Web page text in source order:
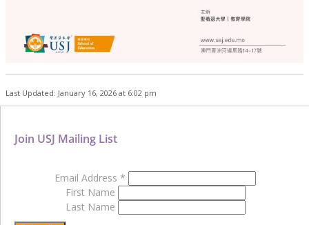
Last Updated: January 16, 2026 at 6:02 pm
Join USJ Mailing List
Email Address *
First Name
Last Name